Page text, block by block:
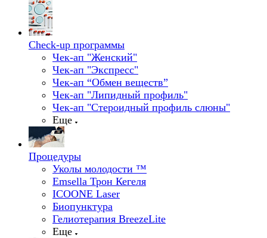
Check-up программы
Чек-ап "Женский"
Чек-ап "Экспресс"
Чек-ап “Обмен веществ”
Чек-ап "Липидный профиль"
Чек-ап "Стероидный профиль слюны"
Еще
Процедуры
Уколы молодости ™
Emsella Трон Кегеля
ICOONE Laser
Биопунктура
Гелиотерапия BreezeLite
Еще